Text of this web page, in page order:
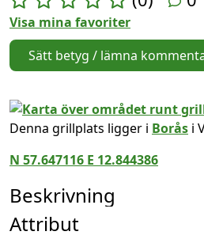
Visa mina favoriter
Sätt betyg / lämna
Denna grillplats ligger i Borås i
N 57.647116 E 12.844386
Beskrivning
Attribut